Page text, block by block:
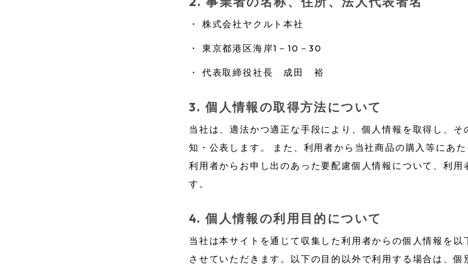
・ 株式会社ヤクルト本社
・ 東京都港区海岸1－10－30
・ 代表取締役社長 成田 裕
個人情報の取得方法について
当社は、適法かつ適正な手段により、個人情報を取得し、そ
知・公表します。 また、利用者から当社商品の購入等にあ
利用者からお申し出のあった要配慮個人情報について、利用
す。
個人情報の利用目的について
当社は本サイトを通じて収集した利用者からの個人情報を
させていただきます。以下の目的以外で利用する場合は、個